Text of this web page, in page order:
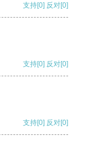
支持[0] 反对[0]
支持[0] 反对[0]
支持[0] 反对[0]